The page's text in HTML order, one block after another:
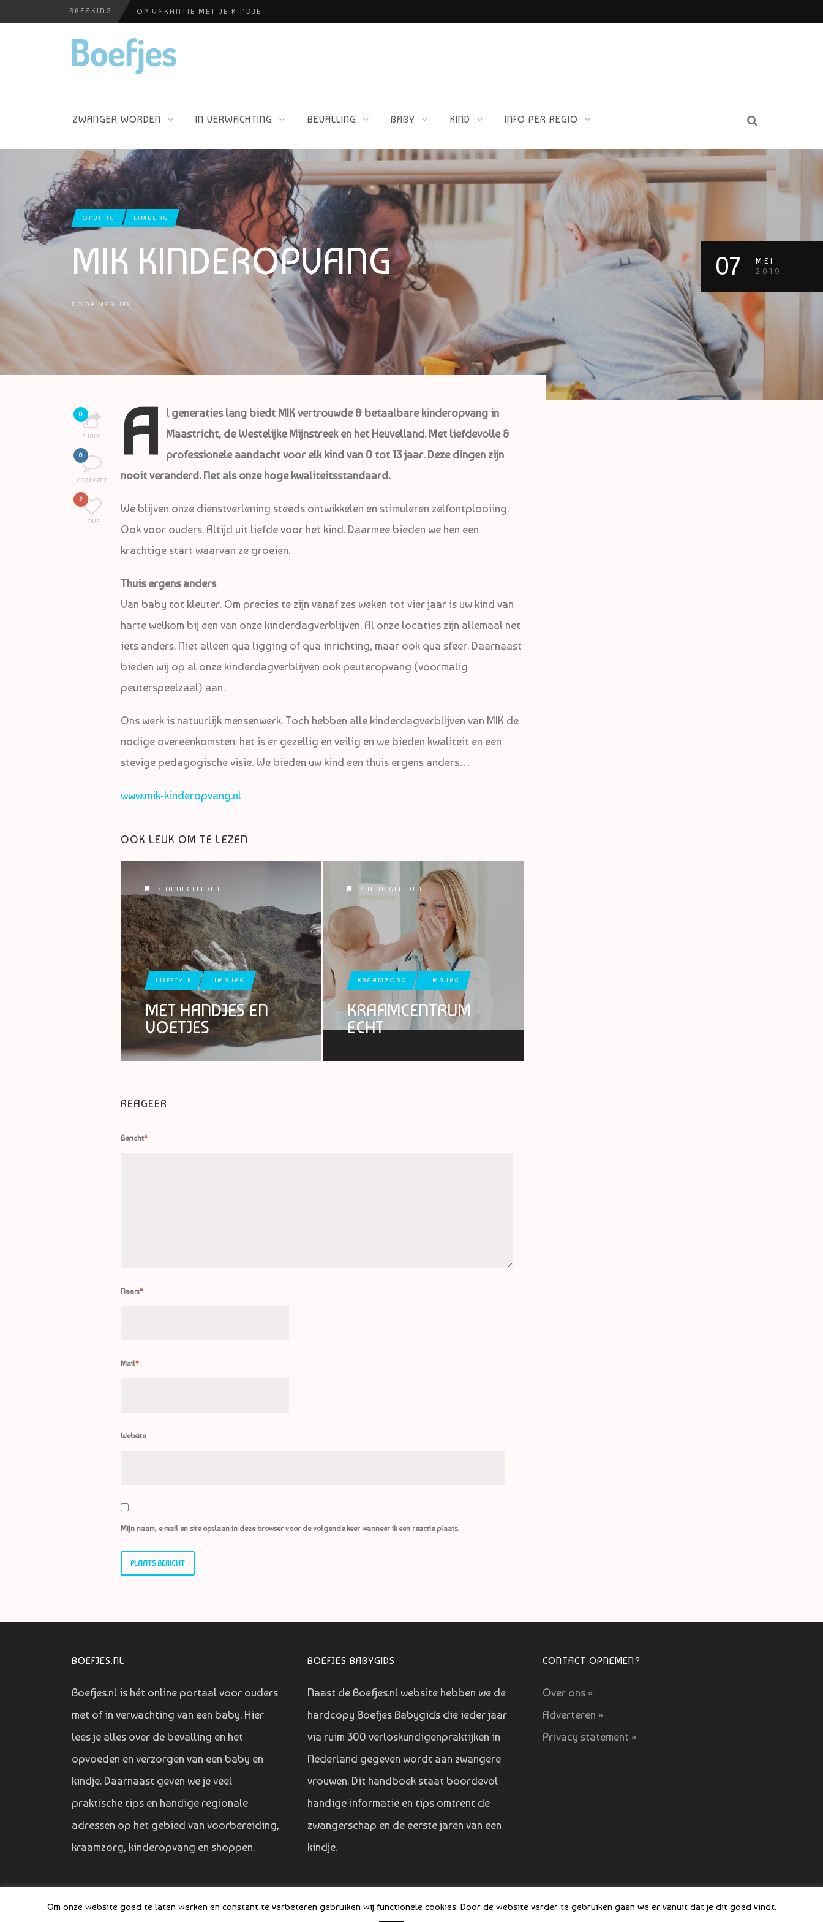
BREAKING OP VAKANTIE MET JE KINDJE
ALLERZORG KRAAMZORG
ZWANGER WORDEN IN VERWACHTING BEVALLING BABY KIND INFO PER REGIO
OPVANG LIMBURG
MIK KINDEROPVANG
DOOR MARLIES
07
MEI
2019
0
SHARE
0
COMMENT
2
LOVE
A
l generaties lang biedt MIK vertrouwde & betaalbare kinderopvang in
Maastricht, de Westelijke Mijnstreek en het Heuvelland. Met liefdevolle &
professionele aandacht voor elk kind van 0 tot 13 jaar. Deze dingen zijn
nooit veranderd. Net als onze hoge kwaliteitsstandaard.
We blijven onze dienstverlening steeds ontwikkelen en stimuleren zelfontplooiing.
Ook voor ouders. Altijd uit liefde voor het kind. Daarmee bieden we hen een
krachtige start waarvan ze groeien.
Thuis ergens anders
Van baby tot kleuter. Om precies te zijn vanaf zes weken tot vier jaar is uw kind van
harte welkom bij een van onze kinderdagverblijven. Al onze locaties zijn allemaal net
iets anders. Niet alleen qua ligging of qua inrichting, maar ook qua sfeer. Daarnaast
bieden wij op al onze kinderdagverblijven ook peuteropvang (voormalig
peuterspeelzaal) aan.
Ons werk is natuurlijk mensenwerk. Toch hebben alle kinderdagverblijven van MIK de
nodige overeenkomsten: het is er gezellig en veilig en we bieden kwaliteit en een
stevige pedagogische visie. We bieden uw kind een thuis ergens anders…
www.mik-kinderopvang.nl
OOK LEUK OM TE LEZEN
7 JAAR GELEDEN
LIFESTYLE LIMBURG
MET HANDJES EN
VOETJES
7 JAAR GELEDEN
KRAAMZORG LIMBURG
KRAAMCENTRUM
ECHT
REAGEER
Bericht*
Naam*
Mail*
Website
Mijn naam, e-mail en site opslaan in deze browser voor de volgende keer wanneer ik een reactie plaats.
BOEFJES.NL
Boefjes.nl is hét online portaal voor ouders
met of in verwachting van een baby. Hier
lees je alles over de bevalling en het
opvoeden en verzorgen van een baby en
kindje. Daarnaast geven we je veel
praktische tips en handige regionale
adressen op het gebied van voorbereiding,
kraamzorg, kinderopvang en shoppen.
BOEFJES BABYGIDS
Naast de Boefjes.nl website hebben we de
hardcopy Boefjes Babygids die ieder jaar
via ruim 300 verloskundigenpraktijken in
Nederland gegeven wordt aan zwangere
vrouwen. Dit handboek staat boordevol
handige informatie en tips omtrent de
zwangerschap en de eerste jaren van een
kindje.
CONTACT OPNEMEN?
Over ons »
Adverteren »
Privacy statement »
Om onze website goed te laten werken en constant te verbeteren gebruiken wij functionele cookies. Door de website verder te gebruiken gaan we er vanuit dat je dit goed vindt.